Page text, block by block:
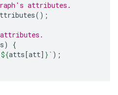
attributes.
();
)
{
${atts[att] } ` );